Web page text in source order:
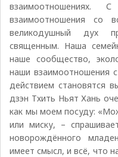
взаимоотношениях.
взаимоотношения со
великодушный дух
священным. Наша
наше сообщество,
наши взаимоотношения
действием становятся
дзэн Тхить Ньят Хань
как мы моем посуду:
или миску, –
новорождённого
имеет смысл, и всё, что